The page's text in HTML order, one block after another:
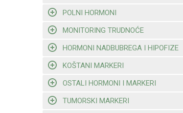
POLNI HORMONI
MONITORING TRUDNOĆE
HORMONI NADBUBREGA I HIPOFIZE
KOŠTANI MARKERI
OSTALI HORMONI I MARKERI
TUMORSKI MARKERI